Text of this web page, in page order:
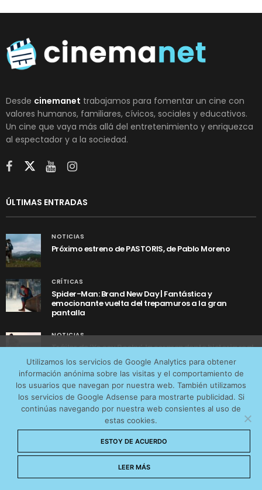
Desde cinemanet trabajamos para fomentar un cine con
valores humanos, familiares, cívicos, sociales y educativos.
Un cine que vaya más allá del entretenimiento y enriquezca
al espectador y a la sociedad.
ÚLTIMAS ENTRADAS
NOTICIAS
Próximo estreno de PASTORIS, de Pablo Moreno
CRÍTICAS
Spider-Man: Brand New Day | Fantástica y
emocionante vuelta del trepamuros a la gran
pantalla
NOTICIAS
Tráiler de ‘Yo soy Rocky’, la sorprendente historia real
detrás de cómo Stallone se convirtió en Rocky
CONTACTO
POLÍTICA DE COOKIES
POLÍTICA DE PRIVACIDAD
© 2026 CinemaNet. Designed by
Utilizamos los servicios de Google Analytics para obtener
información anónima sobre las visitas y el comportamiento de
los usuarios que navegan por nuestra web. También utilizamos
los servicios de Google Adsense para mostrarte publicidad. Si
continúas navegando por nuestra web consientes al uso de
estas cookies.
ESTOY DE ACUERDO
LEER MÁS
tráfico web que recibimos y conocer los servicios que
más os interesan. Puede cambiar las preferencias y
obtener más información sobre las cookies que
utilizamos en nuestra Política de cookies
Aceptar cookies
No permitir cookies